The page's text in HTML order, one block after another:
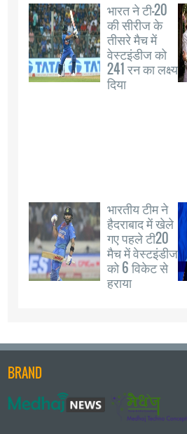
भारत ने टी-20
की सीरीज के
तीसरे मैच में
वेस्टइंडीज को
241 रन का लक्ष्य
दिया
भारतीय टीम ने
हैदराबाद में खेले
गए पहले टी20
मैच में वेस्टइंडीज
को 6 विकेट से
हराया
BRAND